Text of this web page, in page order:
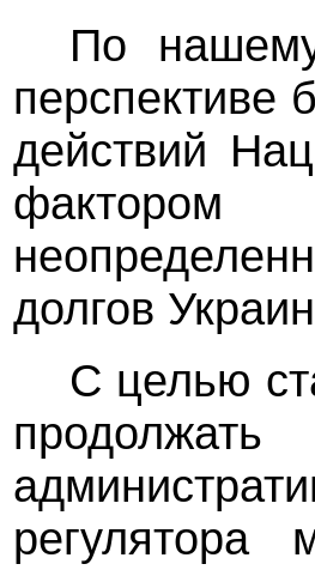
По
перспективе
действий
долгов
С целью